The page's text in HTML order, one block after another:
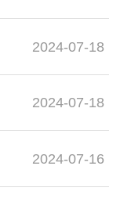
2024-07-18
2024-07-18
2024-07-16